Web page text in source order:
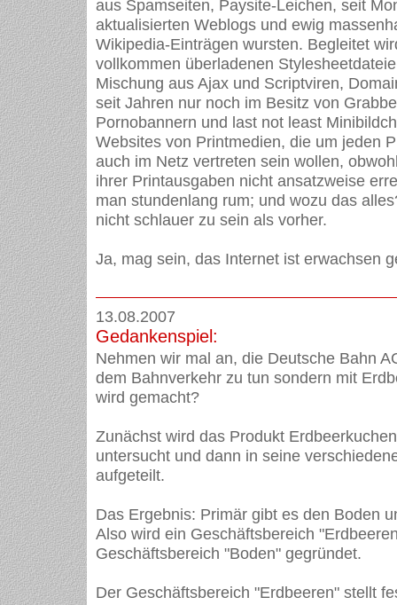
aus Spamseiten, Paysite-Leichen, seit
aktualisierten Weblogs und ewig
Wikipedia-Einträgen wursten. Begleitet
vollkommen überladenen
Mischung aus Ajax und Scriptviren,
seit Jahren nur noch im Besitz von
Pornobannern und last not least
Websites von Printmedien, die um jeden
auch im Netz vertreten sein wollen,
ihrer Printausgaben nicht ansatzweise
man stundenlang rum; und wozu das
nicht schlauer zu sein als vorher.
Ja, mag sein, das Internet ist erwachsen
13.08.2007
Gedankenspiel:
Nehmen wir mal an, die Deutsche Bahn
dem Bahnverkehr zu tun sondern mit
wird gemacht?
Zunächst wird das Produkt
untersucht und dann in seine
aufgeteilt.
Das Ergebnis: Primär gibt es den Boden
Also wird ein Geschäftsbereich
Geschäftsbereich "Boden" gegründet.
Der Geschäftsbereich "Erdbeeren" stellt